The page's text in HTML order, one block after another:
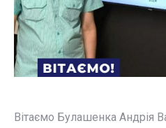
Вітаємо Булашенка Андрія